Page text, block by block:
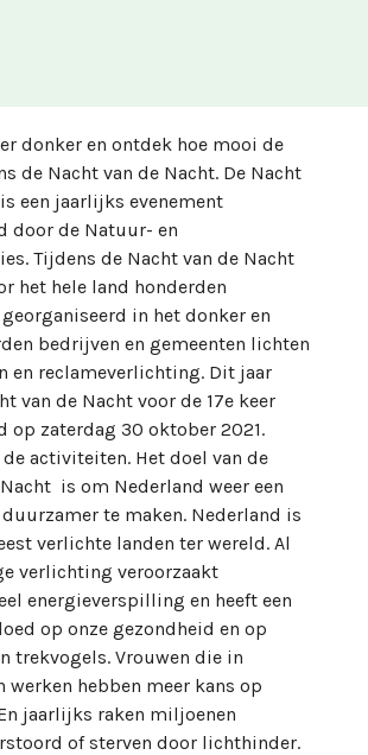
donker en ontdek hoe mooi de
de Nacht van de Nacht. De Nacht
een jaarlijks evenement
door de Natuur- en
Tijdens de Nacht van de Nacht
het hele land honderden
in het donker en
bedrijven en gemeenten lichten
en reclameverlichting. Dit jaar
van de Nacht voor de 17e keer
op zaterdag 30 oktober 2021.
activiteiten. Het doel van de
is om Nederland weer een
te maken. Nederland is
verlichte landen ter wereld. Al
verlichting veroorzaakt
energieverspilling en heeft een
op onze gezondheid en op
trekvogels. Vrouwen die in
werken hebben meer kans op
jaarlijks raken miljoenen
of sterven door lichthinder.